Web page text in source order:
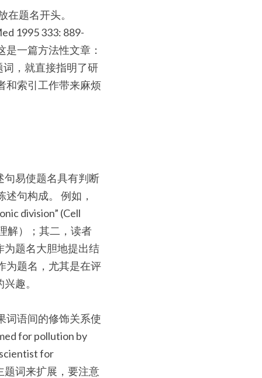
题名开头。
1995 333: 889-
一篇方法性文章：
，就直接指明了研
和索引工作带来麻烦
句易使题名具有判断
句构成。 例如，
division” (Cell
解）；其二，读者
为题名大胆地提出结
为题名，尤其是在评
趣。
词语间的修饰关系使
for pollution by
for
题词来扩展，要注意